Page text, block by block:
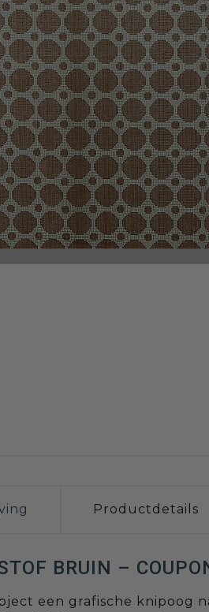
Productdetails
BRUIN –
een grafische knipoog